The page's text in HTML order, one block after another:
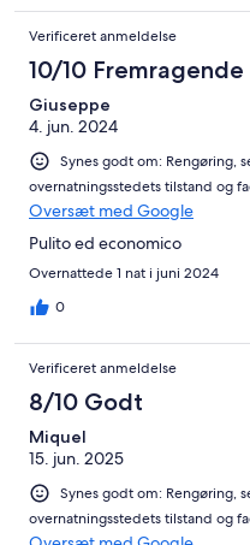
Verificeret anmeldelse
10/10 Fremragende
Giuseppe
4. jun. 2024
Synes godt om: Rengøring,
overnatningsstedets tilstand og
Oversæt med Google
Pulito ed economico
Overnattede 1 nat i juni 2024
0
Verificeret anmeldelse
8/10 Godt
Miquel
15. jun. 2025
Synes godt om: Rengøring,
overnatningsstedets tilstand og